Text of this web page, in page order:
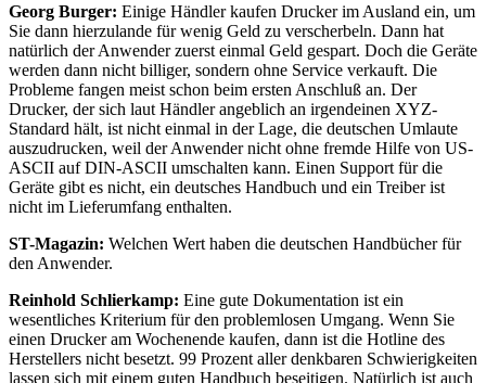
Georg Burger: Einige Händler kaufen Drucker im Ausland ein, um
Sie dann hierzulande für wenig Geld zu verscherbeln. Dann hat
natürlich der Anwender zuerst einmal Geld gespart. Doch die Geräte
werden dann nicht billiger, sondern ohne Service verkauft. Die
Probleme fangen meist schon beim ersten Anschluß an. Der
Drucker, der sich laut Händler angeblich an irgendeinen XYZ-
Standard hält, ist nicht einmal in der Lage, die deutschen Umlaute
auszudrucken, weil der Anwender nicht ohne fremde Hilfe von US-
ASCII auf DIN-ASCII umschalten kann. Einen Support für die
Geräte gibt es nicht, ein deutsches Handbuch und ein Treiber ist
nicht im Lieferumfang enthalten.
ST-Magazin: Welchen Wert haben die deutschen Handbücher für
den Anwender.
Reinhold Schlierkamp: Eine gute Dokumentation ist ein
wesentliches Kriterium für den problemlosen Umgang. Wenn Sie
einen Drucker am Wochenende kaufen, dann ist die Hotline des
Herstellers nicht besetzt. 99 Prozent aller denkbaren Schwierigkeiten
lassen sich mit einem guten Handbuch beseitigen. Natürlich ist auch